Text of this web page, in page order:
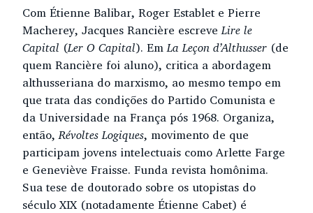
Com Étienne Balibar, Roger Establet e Pierre
Macherey, Jacques Rancière escreveLire le
Capital (Ler O Capital). EmLa Leçon d’Althusser (de
quem Rancière foi aluno), critica a abordagem
althusseriana do marxismo, ao mesmo tempo em
que trata das condições do Partido Comunista e
da Universidade na França pós 1968. Organiza,
então,Révoltes Logiques, movimento de que
participam jovens intelectuais como Arlette Farge
e Geneviève Fraisse. Funda revista homônima.
Sua tese de doutorado sobre os utopistas do
século XIX (notadamente Étienne Cabet) é